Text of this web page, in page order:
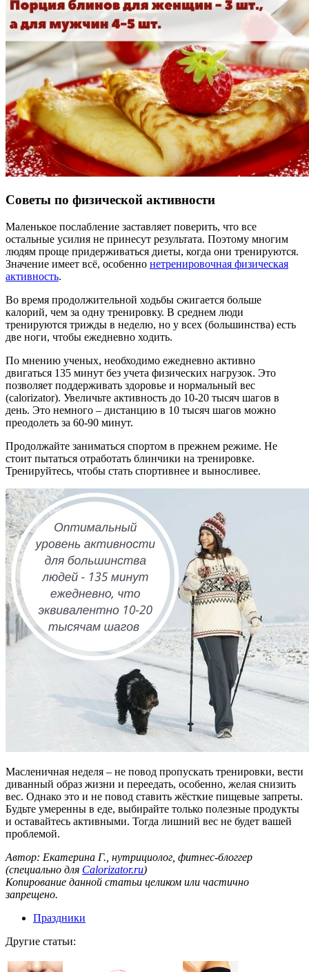
Советы по физической активности
Маленькое послабление заставляет поверить, что все
остальные усилия не принесут результата. Поэтому многим
людям проще придерживаться диеты, когда они тренируются.
Значение имеет всё, особенно нетренировочная физическая
активность.
Во время продолжительной ходьбы сжигается больше
калорий, чем за одну тренировку. В среднем люди
тренируются трижды в неделю, но у всех (большинства) есть
две ноги, чтобы ежедневно ходить.
По мнению ученых, необходимо ежедневно активно
двигаться 135 минут без учета физических нагрузок. Это
позволяет поддерживать здоровье и нормальный вес
(calorizator). Увеличьте активность до 10-20 тысяч шагов в
день. Это немного – дистанцию в 10 тысяч шагов можно
преодолеть за 60-90 минут.
Продолжайте заниматься спортом в прежнем режиме. Не
стоит пытаться отработать блинчики на тренировке.
Тренируйтесь, чтобы стать спортивнее и выносливее.
Масленичная неделя – не повод пропускать тренировки, вести
диванный образ жизни и переедать, особенно, желая снизить
вес. Однако это и не повод ставить жёсткие пищевые запреты.
Будьте умеренны в еде, выбирайте только полезные продукты
и оставайтесь активными. Тогда лишний вес не будет вашей
проблемой.
Автор: Екатерина Г., нутрициолог, фитнес-блоггер
(специально для Calorizator.ru)
Копирование данной статьи целиком или частично
запрещено.
Праздники
Другие статьи: